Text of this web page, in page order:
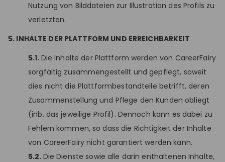
Nutzung von Bilddateien zur Illustration des Profils zu
verletzten.
5. INHALTE DER PLATTFORM UND ERREICHBARKEIT
5.1. Die Inhalte der Plattform werden von CareerFairy
sorgfältig zusammengestellt und gepflegt, soweit
dies nicht die Plattformbestandteile betrifft, deren
Zusammenstellung und Pflege den Kunden obliegt
(inb. das jeweilige Profil). Dennoch kann es dabei zu
Fehlern kommen, so dass die Richtigkeit der Inhalte
von CareerFairy nicht garantiert werden kann.
5.2. Die Dienste sowie alle darin enthaltenen Inhalte,